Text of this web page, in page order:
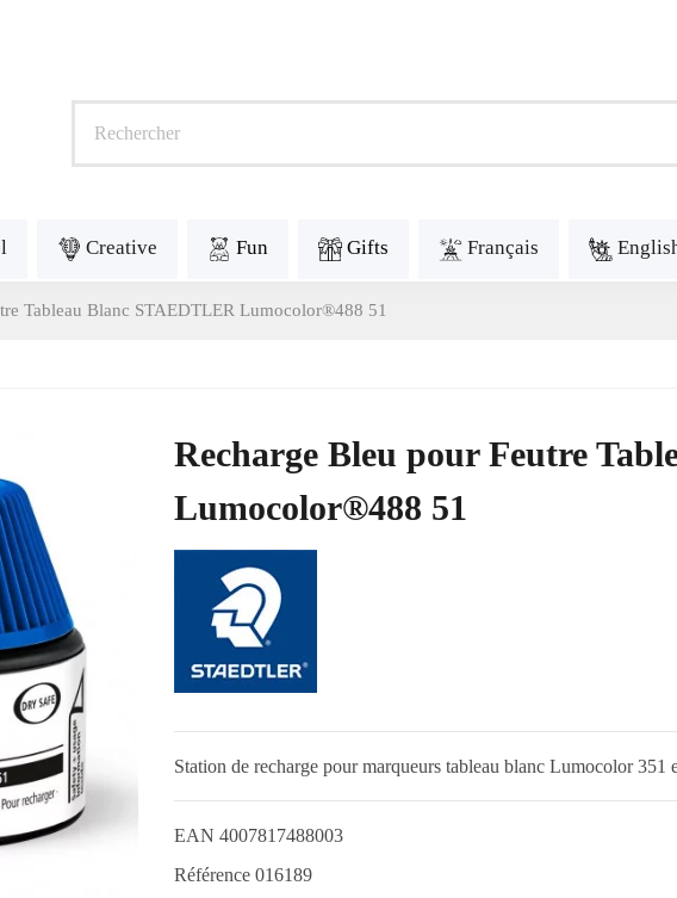
Creative Fun Gifts Français
Tableau Blanc STAEDTLER Lumocolor®488 51
Recharge Bleu pour Feutre
Lumocolor®488 51
Station de recharge pour marqueurs tableau blanc Lumocolor 351
EAN 4007817488003
Référence 016189